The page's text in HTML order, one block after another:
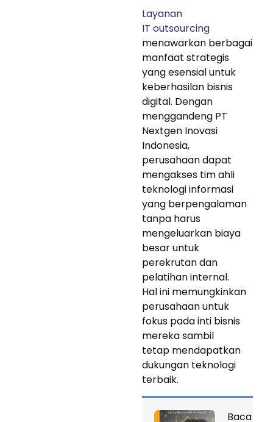
Layanan
IT outsourcing
menawarkan berbagai
manfaat strategis
yang esensial untuk
keberhasilan bisnis
digital. Dengan
menggandeng PT
Nextgen Inovasi
Indonesia,
perusahaan dapat
mengakses tim ahli
teknologi informasi
yang berpengalaman
tanpa harus
mengeluarkan biaya
besar untuk
perekrutan dan
pelatihan internal.
Hal ini memungkinkan
perusahaan untuk
fokus pada inti bisnis
mereka sambil
tetap mendapatkan
dukungan teknologi
terbaik.
Baca